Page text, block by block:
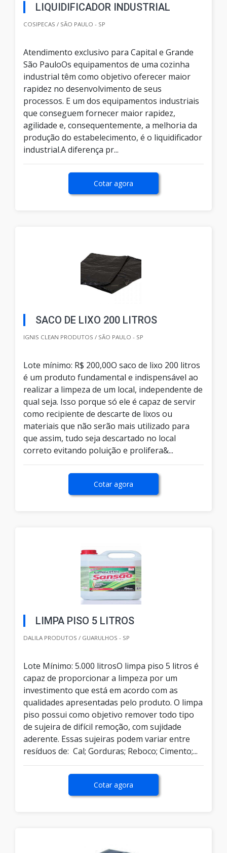
LIQUIDIFICADOR INDUSTRIAL
COSIPECAS / SÃO PAULO - SP
Atendimento exclusivo para Capital e Grande
São PauloOs equipamentos de uma cozinha
industrial têm como objetivo oferecer maior
rapidez no desenvolvimento de seus
processos. E um dos equipamentos industriais
que conseguem fornecer maior rapidez,
agilidade e, consequentemente, a melhoria da
produção do estabelecimento, é o liquidificador
industrial.A diferença pr...
Cotar agora
SACO DE LIXO 200 LITROS
IGNIS CLEAN PRODUTOS / SÃO PAULO - SP
Lote mínimo: R$ 200,00O saco de lixo 200 litros
é um produto fundamental e indispensável ao
realizar a limpeza de um local, independente de
qual seja. Isso porque só ele é capaz de servir
como recipiente de descarte de lixos ou
materiais que não serão mais utilizado para
que assim, tudo seja descartado no local
correto evitando poluição e prolifera&...
Cotar agora
LIMPA PISO 5 LITROS
DALILA PRODUTOS / GUARULHOS - SP
Lote Mínimo: 5.000 litrosO limpa piso 5 litros é
capaz de proporcionar a limpeza por um
investimento que está em acordo com as
qualidades apresentadas pelo produto. O limpa
piso possui como objetivo remover todo tipo
de sujeira de difícil remoção, com sujidade
aderente. Essas sujeiras podem variar entre
resíduos de: Cal; Gorduras; Reboco; Cimento;...
Cotar agora